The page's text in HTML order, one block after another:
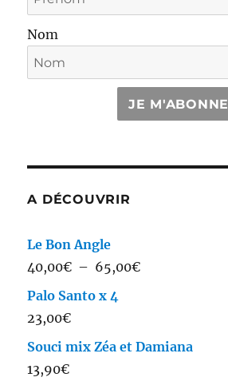
Nom
JE M'ABONNE
A DÉCOUVRIR
Le Bon Angle
40,00€ – 65,00€Plage
à
Palo Santo x 4
23,00€
Souci mix Zéa et Damiana
13,90€